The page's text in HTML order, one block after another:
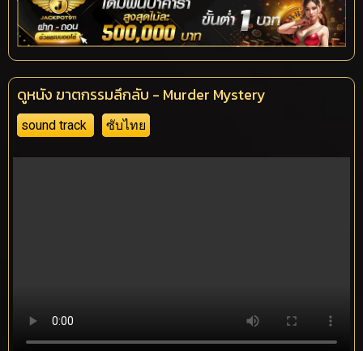
ดูหนัง ฆาตกรรมลึกลับ - Murder Mystery
sound track ซับไทย